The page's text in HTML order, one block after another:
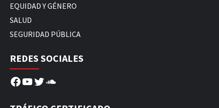
EQUIDAD Y GÉNERO
SALUD
SEGURIDAD PÚBLICA
REDES SOCIALES
Facebook
YouTube
Twitter
SoundCloud